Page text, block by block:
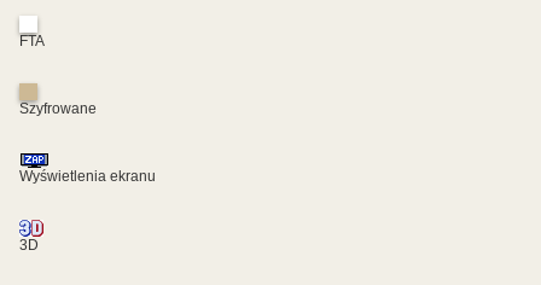
FTA
Szyfrowane
Wyświetlenia ekranu
3D